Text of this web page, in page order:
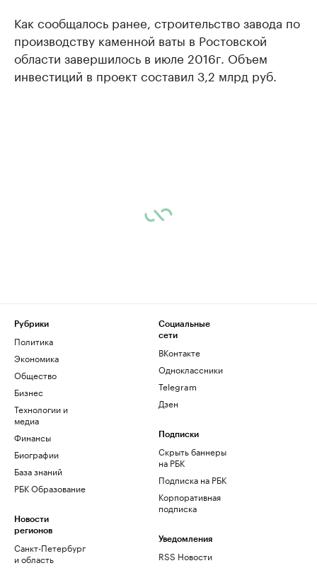
Как сообщалось ранее, строительство завода по
производству каменной ваты в Ростовской
области завершилось в июле 2016г. Объем
инвестиций в проект составил 3,2 млрд руб.
Рубрики
Политика
Экономика
Общество
Бизнес
Технологии и
медиа
Финансы
Биографии
База знаний
РБК Образование
Новости
регионов
Санкт-Петербург
и область
Социальные
сети
ВКонтакте
Одноклассники
Telegram
Дзен
Подписки
Скрыть баннеры
на РБК
Подписка на РБК
Корпоративная
подписка
Уведомления
RSS Новости